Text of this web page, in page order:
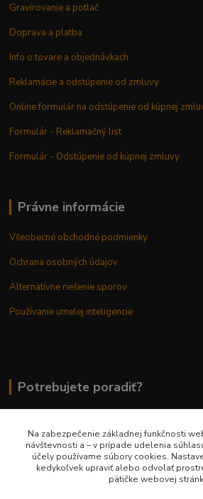
Gravírovanie a potlač
Doprava a platba
Info o tovare a objednávkach
Reklamácie a odstúpenie od zmluvy
Online formulár na odstúpenie od kúpnej
Formulár - Reklamačný list
Formulár - Odstúpenie od kúpnej zmluvy
Právne informácie
Všeobecné obchodné podmienky
Ochrana osobných údajov
Alternatívne riešenie sporov
Používanie umelej inteligencie
Potrebujete poradiť?
0948 236 042
info@margaretkashop.sk
Na zabezpečenie základnej funkčnosti
návštevnosti a – v prípade udelenia
účely používame súbory cookies.
kedykoľvek upraviť alebo odvolať
pätičke webovej